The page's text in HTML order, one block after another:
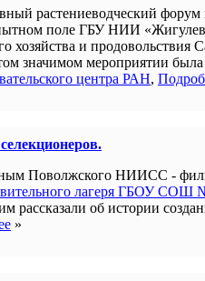
растениеводческий
поле ГБУ НИИ
хозяйства и
значимом мероприятии была
центра РАН,
Поволжского НИИСС -
лагеря ГБОУ СОШ
рассказали об истории
»